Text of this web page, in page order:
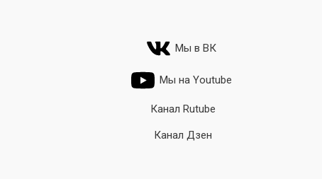
Мы в ВК
Мы на Youtube
Канал Rutube
Канал Дзен